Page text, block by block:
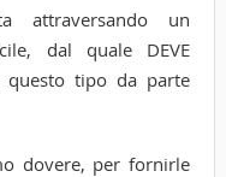
attraversando un
dal quale DEVE
questo tipo da parte
dovere, per fornirle